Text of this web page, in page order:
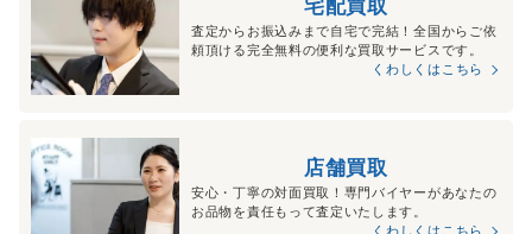
宅配買取
査定からお振込みまで自宅で完結！全国からご依
頼頂ける完全無料の便利な買取サービスです。
くわしくはこちら
店舗買取
安心・丁寧の対面買取！専門バイヤーがあなたの
お品物を責任もって査定いたします。
くわしくはこちら